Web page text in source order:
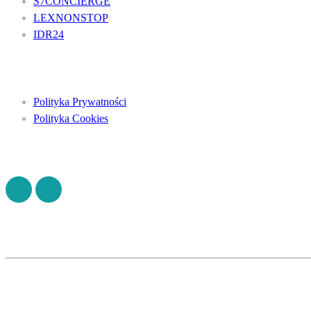
LEXNONSTOP
IDR24
Polityka Prywatności
Polityka Cookies